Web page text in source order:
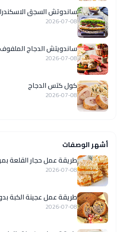
ساندوتش السجق
2026-07-08
ساندويتش الدجاج الملفوف
2026-07-08
كول كتس الدجاج
2026-07-08
أشهر الوصفات
طريقة عمل حجار القلعة
2026-07-08
طريقة عمل عجينة الكبة
2026-07-08